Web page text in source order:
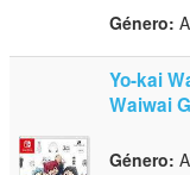
Género:
Yo-kai
Waiwai
Género: